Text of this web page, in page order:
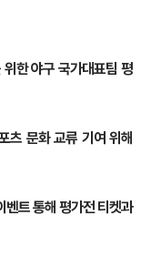
한 야구 국가대표팀 평
츠 문화 교류 기여 위해
벤트 통해 평가전 티켓과